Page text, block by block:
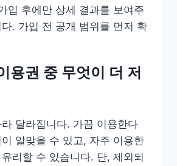
입 후에만 상세 결과를 보여주
. 가입 전 공개 범위를 먼저 확
용권 중 무엇이 더 저
달라집니다. 가끔 이용한다
알맞을 수 있고, 자주 이용한
리할 수 있습니다. 단, 제외되